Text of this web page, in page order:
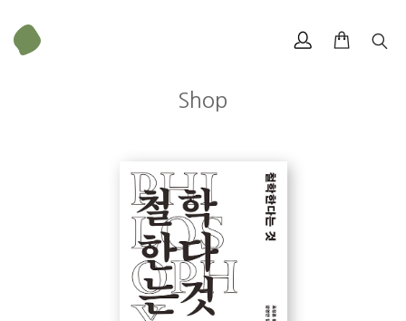
Shop
1952년 경상남도 사천에서 태어났다. 고려신학대학(현 고신대학교) 재
학 중 네덜란드에서 신학을 공부할 생각으로 한국외국어대학교로 옮겨
그곳에서 네덜란드어와 철학을 공부하였다. 1978년 벨기에 정부 초청
장학생으로 벨기에로 건너가 루뱅대학교 철학과에서 철학학사와 석사 학
위를, 1985년 네덜란드 암스테르담 자유대학교에서 칸트 연구로 철학박
사 학위를 받았다. 네덜란드 레이든대학교 철학과 전임강사로 형이상학